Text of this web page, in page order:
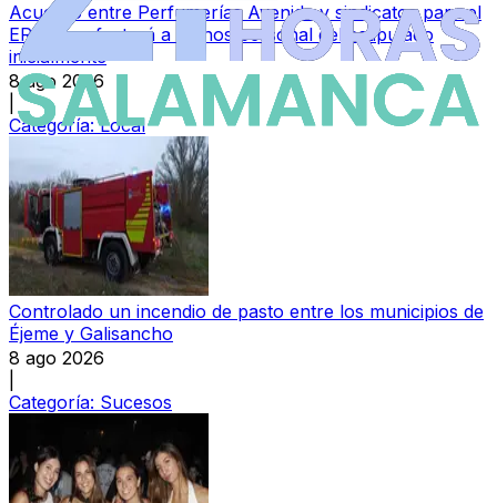
Acuerdo entre Perfumerías Avenida y sindicatos para el
ERE que afectará a menos personal del estipulado
inicialmente
8 ago 2026
Categoría:Local
Controlado un incendio de pasto entre los municipios de
Éjeme y Galisancho
8 ago 2026
Categoría: Sucesos